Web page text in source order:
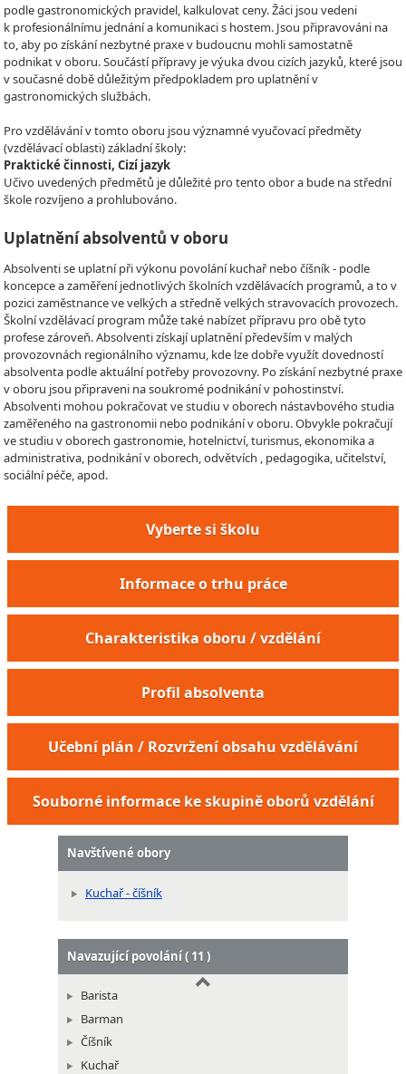
podle gastronomických pravidel, kalkulovat ceny. Žáci jsou vedeni
k profesionálnímu jednání a komunikaci s hostem. Jsou připravováni na
to, aby po získání nezbytné praxe v budoucnu mohli samostatně
podnikat v oboru. Součástí přípravy je výuka dvou cizích jazyků, které jsou
v současné době důležitým předpokladem pro uplatnění v
gastronomických službách.
Pro vzdělávání v tomto oboru jsou významné vyučovací předměty
(vzdělávací oblasti) základní školy:
Praktické činnosti, Cizí jazyk
Učivo uvedených předmětů je důležité pro tento obor a bude na střední
škole rozvíjeno a prohlubováno.
Uplatnění absolventů v oboru
Absolventi se uplatní při výkonu povolání kuchař nebo číšník - podle
koncepce a zaměření jednotlivých školních vzdělávacích programů, a to v
pozici zaměstnance ve velkých a středně velkých stravovacích provozech.
Školní vzdělávací program může také nabízet přípravu pro obě tyto
profese zároveň. Absolventi získají uplatnění především v malých
provozovnách regionálního významu, kde lze dobře využít dovedností
absolventa podle aktuální potřeby provozovny. Po získání nezbytné praxe
v oboru jsou připraveni na soukromé podnikání v pohostinství.
Absolventi mohou pokračovat ve studiu v oborech nástavbového studia
zaměřeného na gastronomii nebo podnikání v oboru. Obvykle pokračují
ve studiu v oborech gastronomie, hotelnictví, turismus, ekonomika a
administrativa, podnikání v oborech, odvětvích , pedagogika, učitelství,
sociální péče, apod.
Vyberte si školu
Informace o trhu práce
Charakteristika oboru / vzdělání
Profil absolventa
Učební plán / Rozvržení obsahu vzdělávání
Souborné informace ke skupině oborů vzdělání
Navštívené obory
Kuchař - číšník
Navazující povolání ( 11 )
Pracovník výroby restauračních moučníků
Barista
Barman
Číšník
Kuchař